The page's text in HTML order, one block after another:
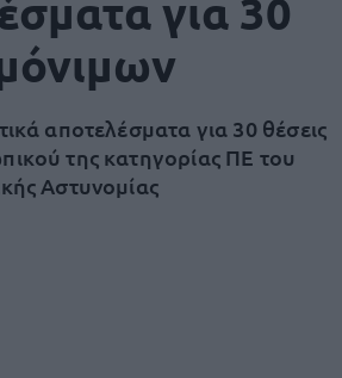
για 30
αποτελέσματα για 30 θέσεις
της κατηγορίας ΠΕ του
Αστυνομίας